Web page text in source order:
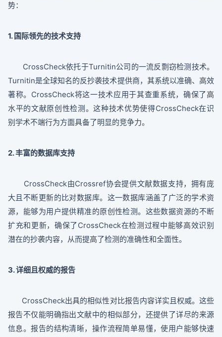
势：
1. 国际领先的技术支持
CrossCheck依托于Turnitin公司的一流反剽窃检测技术。
Turnitin是全球知名的反抄袭技术提供商，其系统以准确、高效
著称。CrossCheck将这一技术应用于其查重系统，确保了高
水平的文献原创性检测。这种技术优势使得CrossCheck在识
别学术不端行为方面具备了明显的竞争力。
2. 丰富的数据库支持
CrossCheck由Crossref协会提供文献数据支持，拥有庞
大且不断更新的比对数据库。这一数据库涵盖了广泛的学术资
源，能够为用户提供精准的原创性检测。这些数据资源的不断
扩充和更新，确保了CrossCheck在检测过程中能够高效识别
潜在的抄袭内容，从而提高了检测的准确性和全面性。
3. 详细且权威的报告
CrossCheck出具的相似性对比报告内容详实且权威。这些
报告不仅能明确指出文献中的相似部分，还提供了详尽的来源
信息。报告的结构清晰，操作流程简单易懂，使用户能够快速